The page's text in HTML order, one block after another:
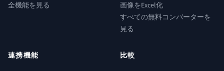
全機能を見る
画像をExcel化
すべての無料コンバーターを
見る
連携機能 比較